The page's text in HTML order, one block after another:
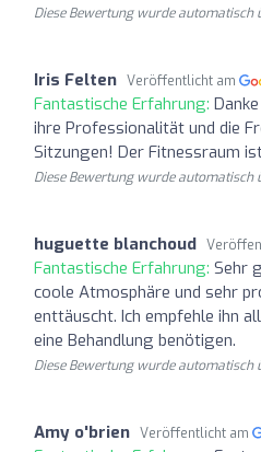
Diese Bewertung wurde automatisch
Iris Felten Veröffentlicht am
Fantastische Erfahrung:
ihre Professionalität und die
Sitzungen! Der Fitnessraum
Diese Bewertung wurde automatisch
huguette blanchoud
Fantastische Erfahrung: Sehr
coole Atmosphäre und sehr
enttäuscht. Ich empfehle ihn
eine Behandlung benötigen.
Diese Bewertung wurde automatisch
Amy o'brien Veröffentlicht am